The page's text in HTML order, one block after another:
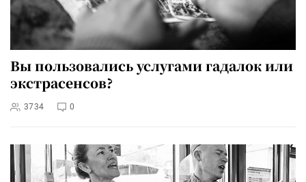
Вы пользовались услугами гадалок или
экстрасенсов?
3734 0